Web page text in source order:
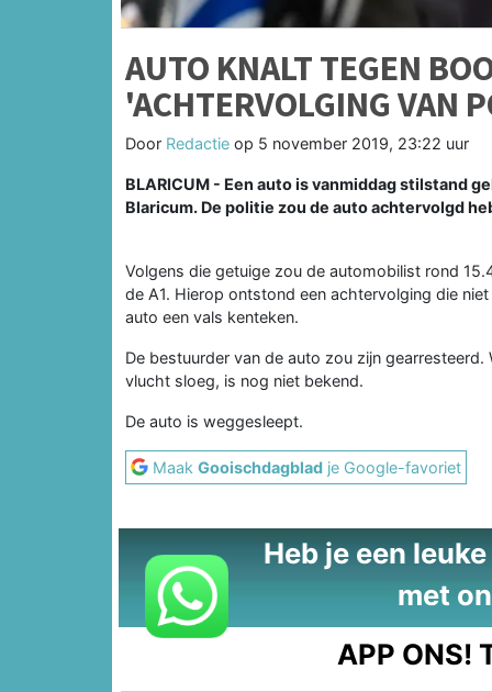
AUTO KNALT TEGEN
'ACHTERVOLGING VAN
Door Redactie op 5 november 2019, 23:22 uur
BLARICUM - Een auto is vanmiddag stilstand
Blaricum. De politie zou de auto achtervolgd
Volgens die getuige zou de automobilist rond
de A1. Hierop ontstond een achtervolging die
auto een vals kenteken.
De bestuurder van de auto zou zijn
vlucht sloeg, is nog niet bekend.
De auto is weggesleept.
Maak Gooischdagblad je Google-favoriet
Heb je een
met
APP ONS!